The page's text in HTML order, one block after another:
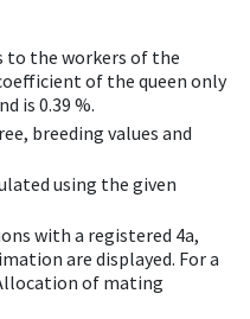
to the workers of the
of the queen only
is 0.39 %.
breeding values and
using the given
with a registered 4a,
are displayed. For a
of mating